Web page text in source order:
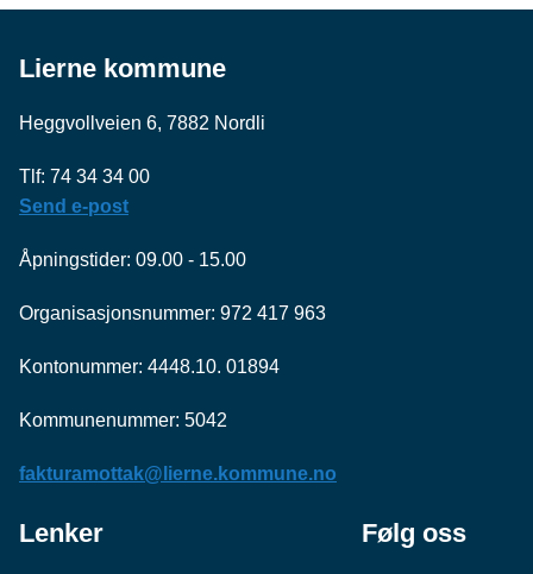
Lierne kommune
Heggvollveien 6, 7882 Nordli
Tlf: 74 34 34 00
Send e-post
Åpningstider: 09.00 - 15.00
Organisasjonsnummer: 972 417 963
Kontonummer: 4448.10. 01894
Kommunenummer: 5042
fakturamottak@lierne.kommune.no
Lenker Følg oss